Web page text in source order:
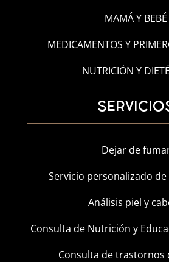
MAMÁ Y BEBÉ
MEDICAMENTOS Y
NUTRICIÓN Y
Dejar de
Servicio personalizado
Análisis piel y
Consulta de Nutrición y
Consulta de trastornos